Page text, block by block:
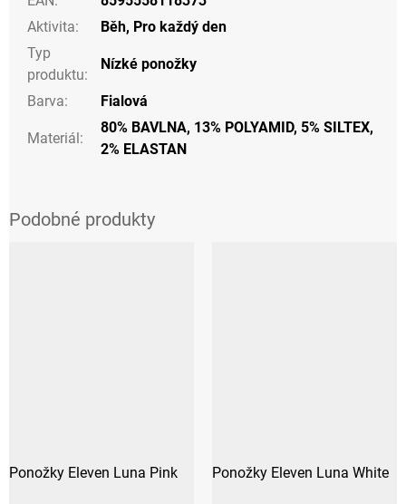
Aktivita: Běh, Pro každý den
Typ
produktu:
Nízké ponožky
Barva: Fialová
Materiál:
80% BAVLNA, 13% POLYAMID, 5% SILTEX,
2% ELASTAN
Ponožky Eleven Luna Pink Ponožky Eleven Luna White